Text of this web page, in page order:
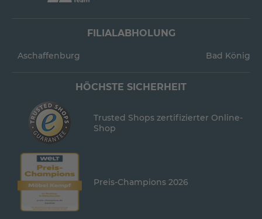
FILIALABHOLUNG
Aschaffenburg Bad König
HÖCHSTE SICHERHEIT
Trusted Shops zertifizierter Online-
Shop
Preis-Champions 2026